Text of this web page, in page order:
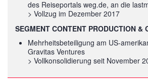
des Reiseportals weg.de, an die
> Vollzug im Dezember 2017
SEGMENT CONTENT PRODUCTION &
Mehrheitsbeteiligung am US-
Gravitas Ventures
> Vollkonsolidierung seit November